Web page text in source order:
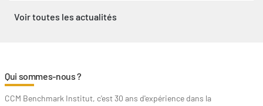
UX - Expérience client
Référencement
Bureautique - Informatique